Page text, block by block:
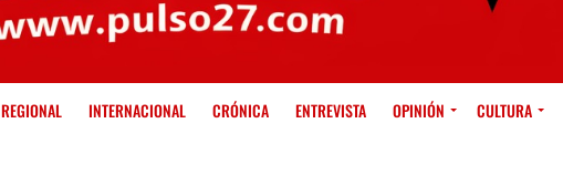
REGIONAL INTERNACIONAL CRÓNICA ENTREVISTA OPINIÓN CULTURA